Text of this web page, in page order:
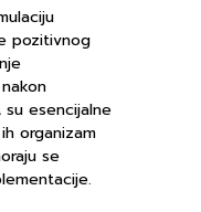
pozitivnog
esencijalne
organizam
se